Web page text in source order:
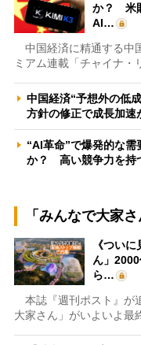
か？ 米
AI…
中国経済に精通する中
ミアム連載「チャイナ・
中国経済“予想外の低
方針の修正で成長加
“AI革命”で爆発的な
か？ 高い競争力を持
「みんなで大家
《つい
ん」
ら…
本誌『週刊ポスト』が
大家さん」がいよいよ最